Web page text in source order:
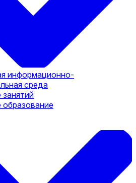
информационно-
среда
занятий